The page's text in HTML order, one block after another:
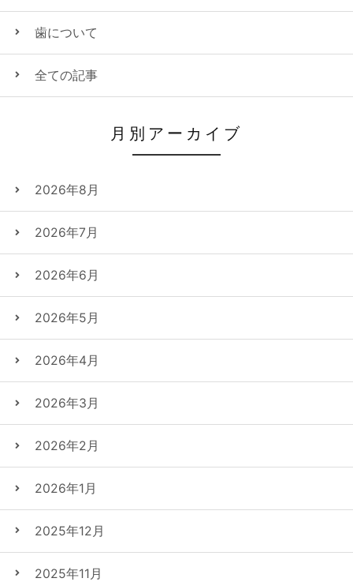
歯について
全ての記事
月別アーカイブ
2026年8月
2026年7月
2026年6月
2026年5月
2026年4月
2026年3月
2026年2月
2026年1月
2025年12月
2025年11月